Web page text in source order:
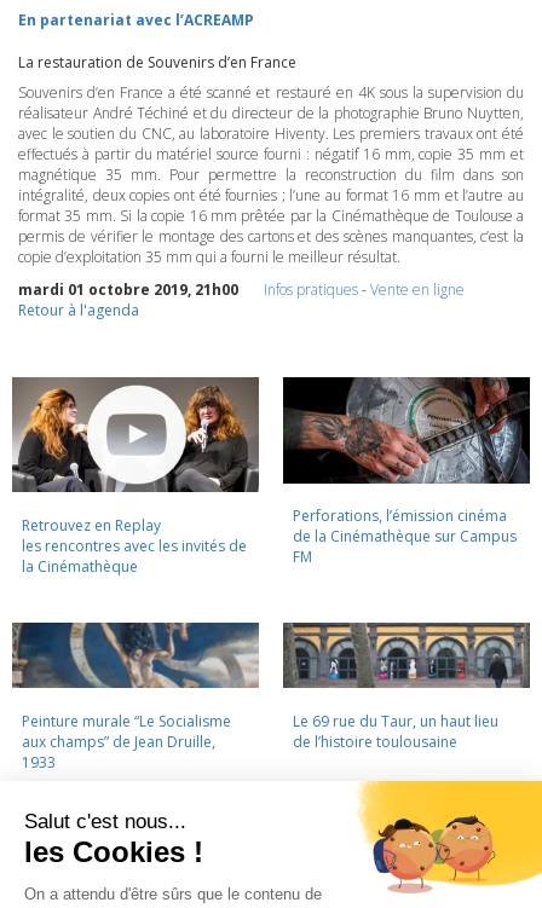
En partenariat avec l’ACREAMP
La restauration de Souvenirs d’en France
Souvenirs d’en France a été scanné et restauré en 4K sous la supervision du
réalisateur André Téchiné et du directeur de la photographie Bruno Nuytten,
avec le soutien du CNC, au laboratoire Hiventy. Les premiers travaux ont été
effectués à partir du matériel source fourni : négatif 16 mm, copie 35 mm et
magnétique 35 mm. Pour permettre la reconstruction du film dans son
intégralité, deux copies ont été fournies ; l’une au format 16 mm et l’autre au
format 35 mm. Si la copie 16 mm prêtée par la Cinémathèque de Toulouse a
permis de vérifier le montage des cartons et des scènes manquantes, c’est la
copie d’exploitation 35 mm qui a fourni le meilleur résultat.
mardi 01 octobre 2019, 21h00
Infos pratiques-Vente en ligne
Retour à l'agenda
Retrouvez en Replay
les rencontres avec les invités de
la Cinémathèque
Perforations, l’émission cinéma
de la Cinémathèque sur Campus
FM
Peinture murale “Le Socialisme
aux champs” de Jean Druille,
1933
Le 69 rue du Taur, un haut lieu
de l’histoire toulousaine